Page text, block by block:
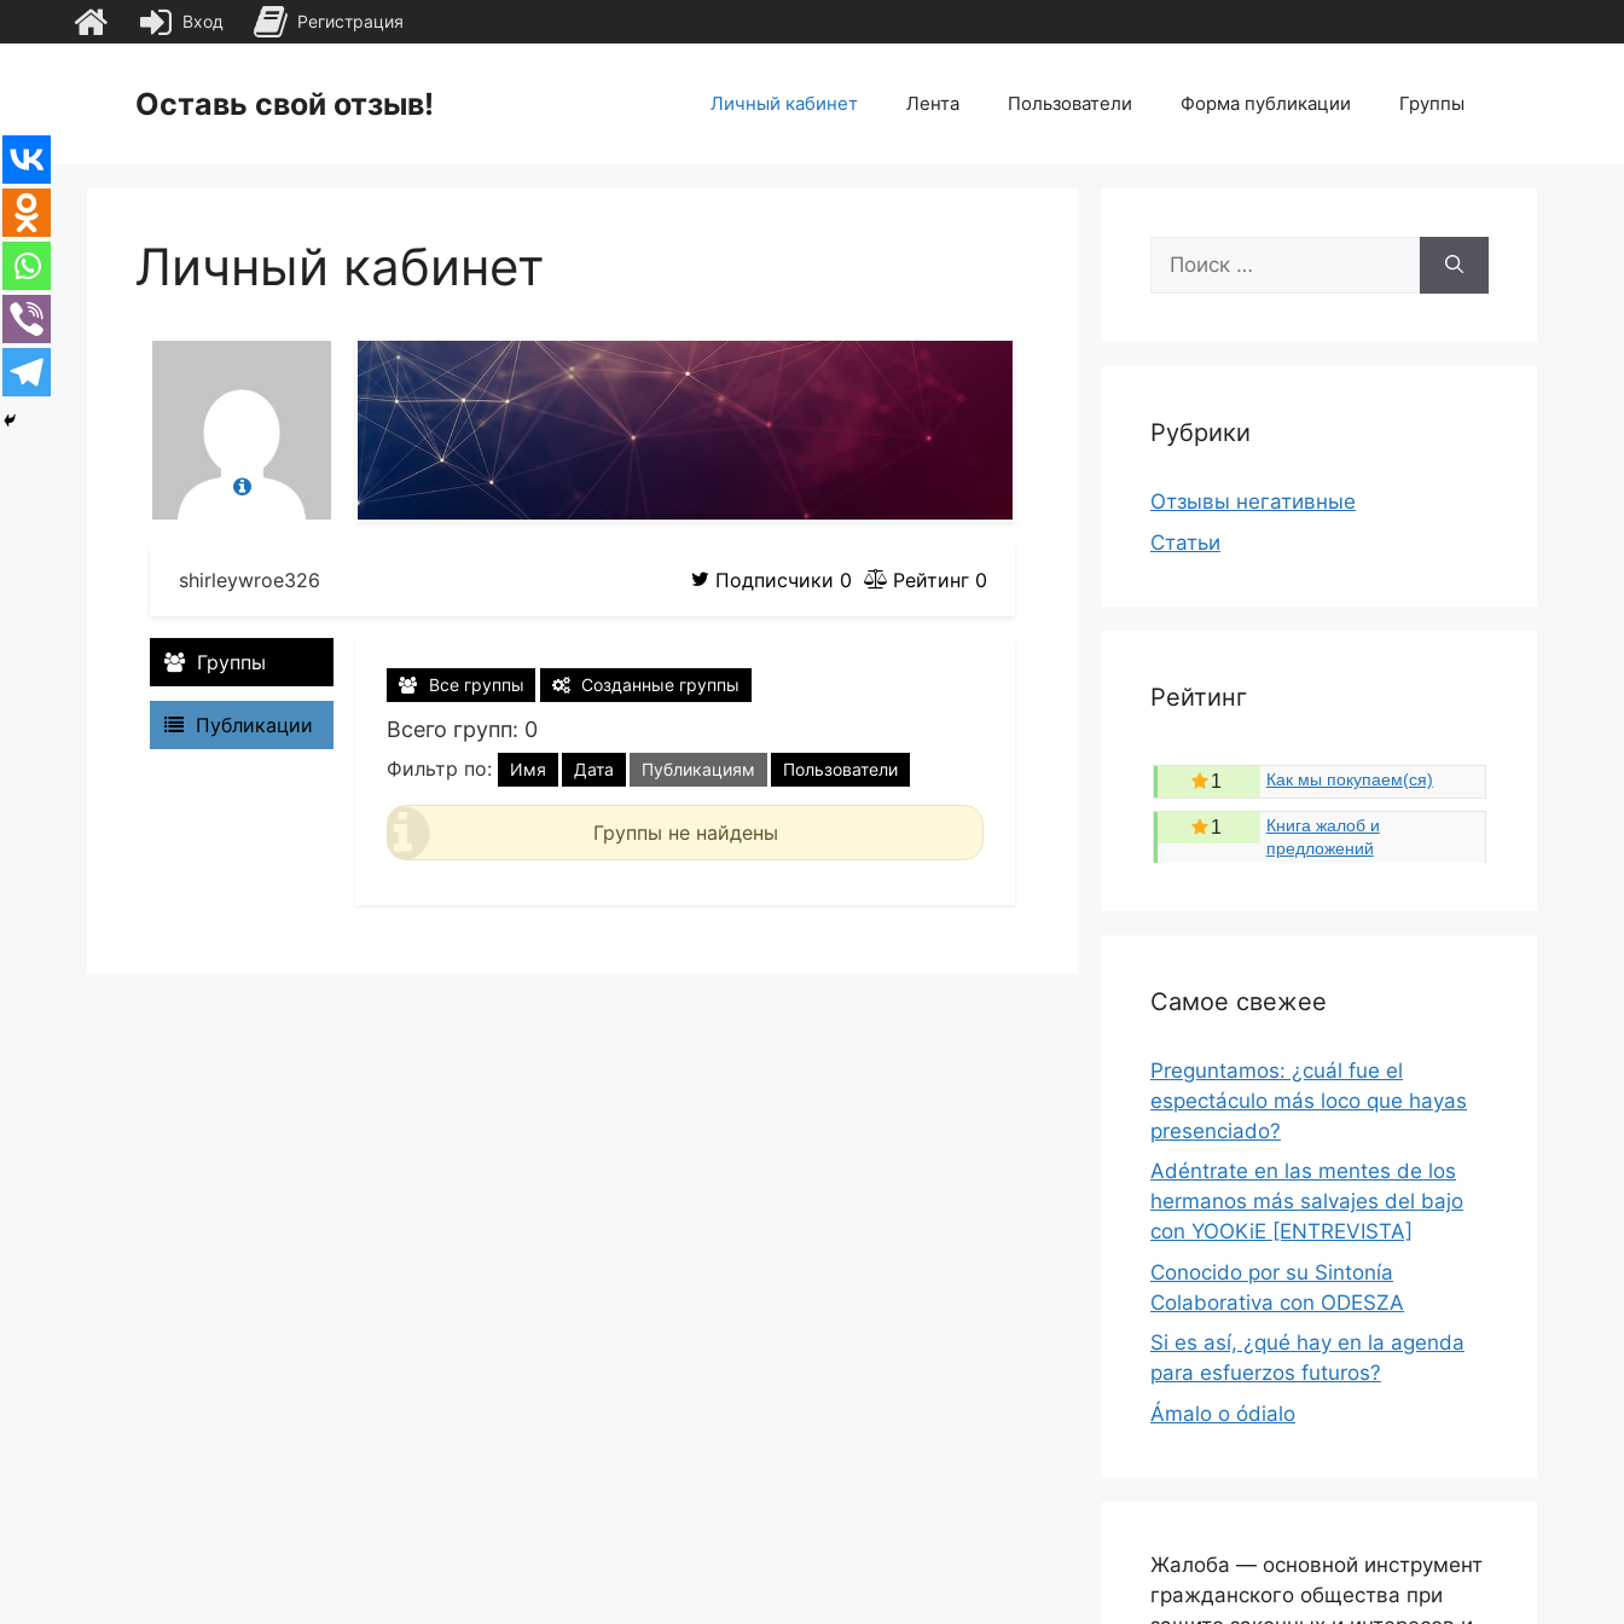
содержимомуОставь свой отзыв! Личный кабинет Лента Пользователи Форма публикации Группы
Личный кабинет
shirleywroe326 Подписчики 0 Рейтинг 0
Группы
Публикации
Все группы Созданные группы
Всего групп: 0
Фильтр по: Имя Дата Публикациям Пользователи
Группы не найдены
Поиск:
Рубрики
Отзывы негативные
Статьи
Рейтинг
1 Как мы покупаем(ся)
1
Книга жалоб и
предложений
Самое свежее
Preguntamos: ¿cuál fue el
espectáculo más loco que hayas
presenciado?
Adéntrate en las mentes de los
hermanos más salvajes del bajo
con YOOKiE [ENTREVISTA]
Conocido por su Sintonía
Colaborativa con ODESZA
Si es así, ¿qué hay en la agenda
para esfuerzos futuros?
Ámalo o ódialo
Жалоба — основной инструмент
гражданского общества при
Вход Регистрация